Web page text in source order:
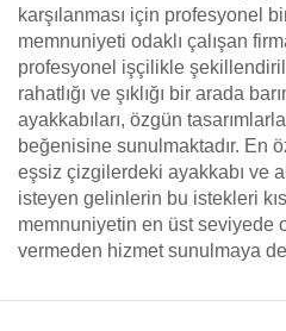
karşılanması için profesyonel
memnuniyeti odaklı çalışan
profesyonel işçilikle
rahatlığı ve şıklığı bir arada
ayakkabıları, özgün
beğenisine sunulmaktadır. En
eşsiz çizgilerdeki ayakkabı ve
isteyen gelinlerin bu istekleri
memnuniyetin en üst seviyede
vermeden hizmet sunulmaya